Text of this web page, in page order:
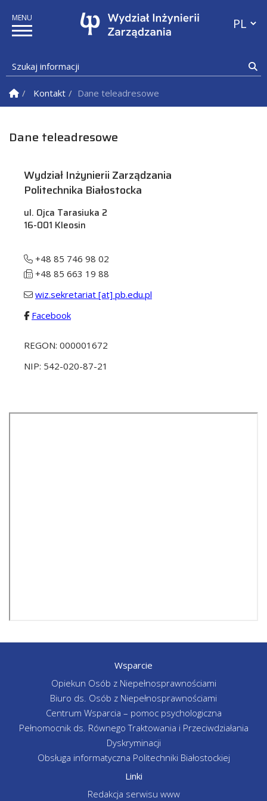
Szukaj informacji
Strona Główna
Kontakt Dane teleadresowe
Dane teleadresowe
Wydział Inżynierii Zarządzania
Politechnika Białostocka
ul. Ojca Tarasiuka 2
16-001 Kleosin
+48 85 746 98 02
+48 85 663 19 88
wiz.sekretariat [at] pb.edu.pl
Facebook
REGON: 000001672
NIP: 542-020-87-21
Wsparcie
Opiekun Osób z Niepełnosprawnościami
Biuro ds. Osób z Niepełnosprawnościami
Centrum Wsparcia – pomoc psychologiczna
Pełnomocnik ds. Równego Traktowania i Przeciwdziałania
Dyskryminacji
Obsługa informatyczna Politechniki Białostockiej
Linki
Redakcja serwisu www